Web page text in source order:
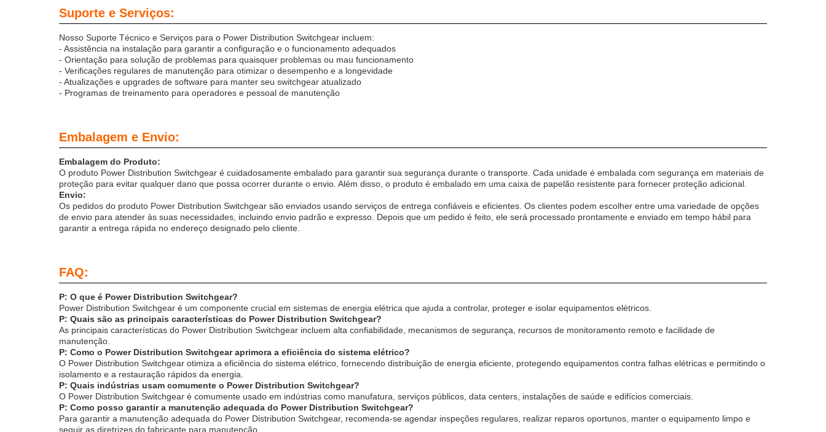
Suporte e Serviços:
Nosso Suporte Técnico e Serviços para o Power Distribution Switchgear incluem:
- Assistência na instalação para garantir a configuração e o funcionamento adequados
- Orientação para solução de problemas para quaisquer problemas ou mau funcionamento
- Verificações regulares de manutenção para otimizar o desempenho e a longevidade
- Atualizações e upgrades de software para manter seu switchgear atualizado
- Programas de treinamento para operadores e pessoal de manutenção
Embalagem e Envio:
Embalagem do Produto:
O produto Power Distribution Switchgear é cuidadosamente embalado para garantir sua segurança durante o transporte. Cada unidade é embalada com segurança em materiais de
proteção para evitar qualquer dano que possa ocorrer durante o envio. Além disso, o produto é embalado em uma caixa de papelão resistente para fornecer proteção adicional.
Envio:
Os pedidos do produto Power Distribution Switchgear são enviados usando serviços de entrega confiáveis e eficientes. Os clientes podem escolher entre uma variedade de opções
de envio para atender às suas necessidades, incluindo envio padrão e expresso. Depois que um pedido é feito, ele será processado prontamente e enviado em tempo hábil para
garantir a entrega rápida no endereço designado pelo cliente.
FAQ:
P: O que é Power Distribution Switchgear?
Power Distribution Switchgear é um componente crucial em sistemas de energia elétrica que ajuda a controlar, proteger e isolar equipamentos elétricos.
P: Quais são as principais características do Power Distribution Switchgear?
As principais características do Power Distribution Switchgear incluem alta confiabilidade, mecanismos de segurança, recursos de monitoramento remoto e facilidade de
manutenção.
P: Como o Power Distribution Switchgear aprimora a eficiência do sistema elétrico?
O Power Distribution Switchgear otimiza a eficiência do sistema elétrico, fornecendo distribuição de energia eficiente, protegendo equipamentos contra falhas elétricas e permitindo o
isolamento e a restauração rápidos da energia.
P: Quais indústrias usam comumente o Power Distribution Switchgear?
O Power Distribution Switchgear é comumente usado em indústrias como manufatura, serviços públicos, data centers, instalações de saúde e edifícios comerciais.
P: Como posso garantir a manutenção adequada do Power Distribution Switchgear?
Para garantir a manutenção adequada do Power Distribution Switchgear, recomenda-se agendar inspeções regulares, realizar reparos oportunos, manter o equipamento limpo e
seguir as diretrizes do fabricante para manutenção.